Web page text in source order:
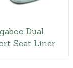
Dual
Seat Liner